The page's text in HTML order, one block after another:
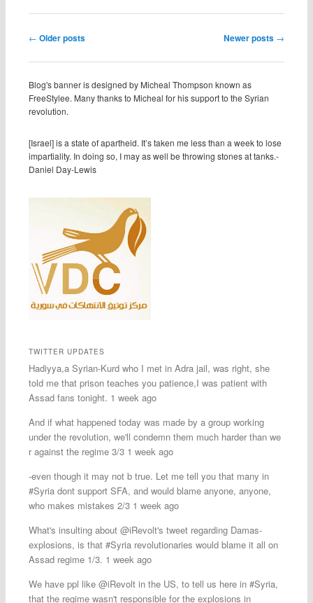
Post navigation
← Older posts Newer posts →
Blog's banner is designed by Micheal Thompson known as
FreeStylee. Many thanks to Micheal for his support to the Syrian
revolution.
[Israel] is a state of apartheid. It’s taken me less than a week to lose
impartiality. In doing so, I may as well be throwing stones at tanks.-
Daniel Day-Lewis
TWITTER UPDATES
Hadiyya,a Syrian-Kurd who I met in Adra jail, was right, she
told me that prison teaches you patience,I was patient with
Assad fans tonight. 1 week ago
And if what happened today was made by a group working
under the revolution, we'll condemn them much harder than we
r against the regime 3/3 1 week ago
-even though it may not b true. Let me tell you that many in
#Syria dont support SFA, and would blame anyone, anyone,
who makes mistakes 2/3 1 week ago
What's insulting about @iRevolt's tweet regarding Damas-
explosions, is that #Syria revolutionaries would blame it all on
Assad regime 1/3. 1 week ago
We have ppl like @iRevolt in the US, to tell us here in #Syria,
that the regime wasn't responsible for the explosions in